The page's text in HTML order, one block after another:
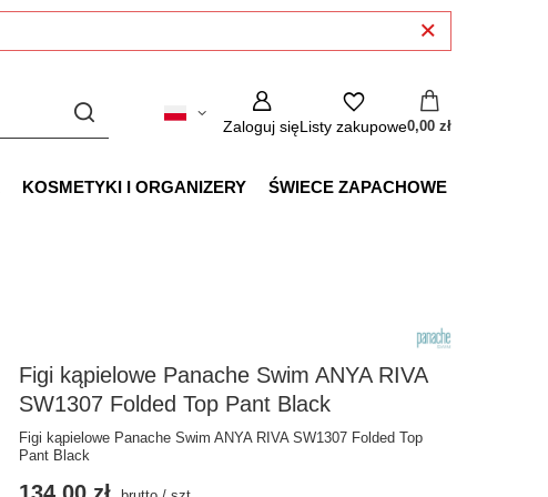
Zaloguj sięListy zakupowe0,00 zł
KOSMETYKI I ORGANIZERY
ŚWIECE ZAPACHOWE
Figi kąpielowe Panache Swim ANYA RIVA
SW1307 Folded Top Pant Black
Figi kąpielowe Panache Swim ANYA RIVA SW1307 Folded Top
Pant Black